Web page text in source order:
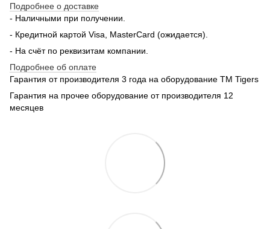
Подробнее о доставке
- Наличными при получении.
- Кредитной картой Visa, MasterCard (ожидается).
- На счёт по реквизитам компании.
Подробнее об оплате
Гарантия от производителя 3 года на оборудование TM Tigers
Гарантия на прочее оборудование от производителя 12
месяцев